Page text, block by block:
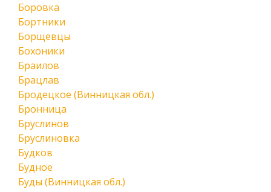
Боровка
Бортники
Борщевцы
Бохоники
Браилов
Брацлав
Бродецкое (Винницкая обл.)
Бронница
Бруслинов
Бруслиновка
Будков
Будное
Буды (Винницкая обл.)